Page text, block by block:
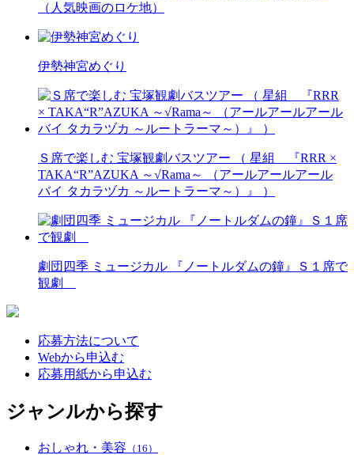
（人気映画のロケ地）
伊勢神宮めぐり
Ｓ席で楽しむ 宝塚観劇バスツアー （ 星組 『RRR ×
TAKA“R”AZUKA ～√Rama～ （アールアールアール
バイ タカラヅカ ～ルートラーマ～）』 ）
劇団四季 ミュージカル 『ノートルダムの鐘』Ｓ１席で
観劇
応募方法について
Webから申込む
応募用紙から申込む
ジャンルから探す
おしゃれ・美容 （16）